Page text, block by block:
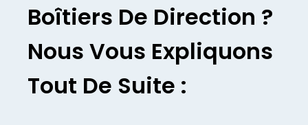
Boîtiers De Direction ?
Nous Vous Expliquons
Tout De Suite :